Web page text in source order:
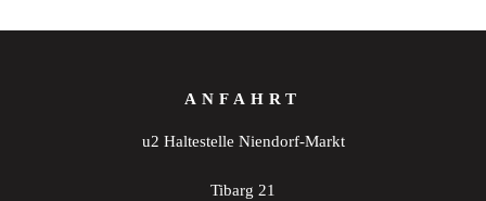
ANFAHRT
u2 Haltestelle Niendorf-Markt
Tibarg 21